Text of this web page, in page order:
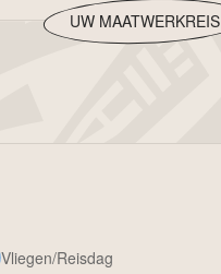
UW MAATWERKREIS
Vliegen/Reisdag